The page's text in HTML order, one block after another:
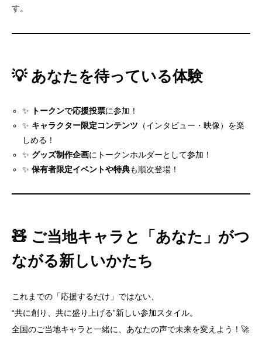
Futures Trade
CoinMarketCap
CoinGecko
す。
💡 あなたを待っている体験
✨ トークンで応援投票に参加！
✨ キャラクター限定コンテンツ （インタビュー・映像）を楽
しめる！
✨ グッズ制作企画にトークンホルダーとして参加！
✨保有者限定イベントや特典も順次登場！
🧸 ご当地キャラと「あなた」がつ
ながる新しいかたち
これまでの「応援するだけ」ではない、
“共に創り、共に盛り上げる”新しい参加スタイル。
全国のご当地キャラと一緒に、あなたの声で未来を変えよう！🚀